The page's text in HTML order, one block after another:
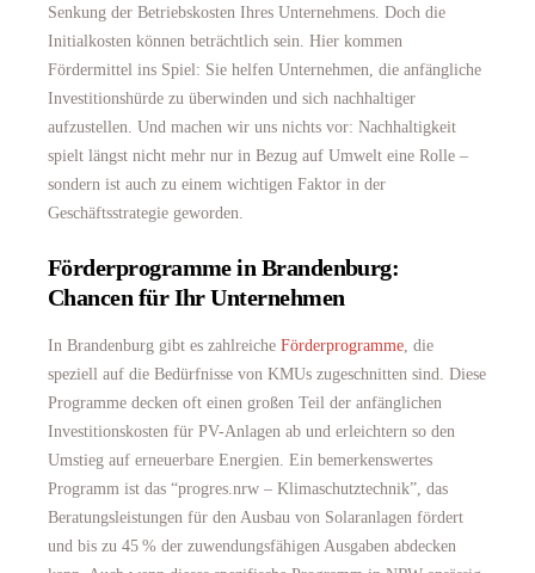
Senkung der Betriebskosten Ihres Unternehmens. Doch die
Initialkosten können beträchtlich sein. Hier kommen
Fördermittel ins Spiel: Sie helfen Unternehmen, die anfängliche
Investitionshürde zu überwinden und sich nachhaltiger
aufzustellen. Und machen wir uns nichts vor: Nachhaltigkeit
spielt längst nicht mehr nur in Bezug auf Umwelt eine Rolle –
sondern ist auch zu einem wichtigen Faktor in der
Geschäftsstrategie geworden.
Förderprogramme in Brandenburg:
Chancen für Ihr Unternehmen
In Brandenburg gibt es zahlreiche Förderprogramme , die
speziell auf die Bedürfnisse von KMUs zugeschnitten sind. Diese
Programme decken oft einen großen Teil der anfänglichen
Investitionskosten für PV-Anlagen ab und erleichtern so den
Umstieg auf erneuerbare Energien. Ein bemerkenswertes
Programm ist das “progres.nrw – Klimaschutztechnik”, das
Beratungsleistungen für den Ausbau von Solaranlagen fördert
und bis zu 45 % der zuwendungsfähigen Ausgaben abdecken